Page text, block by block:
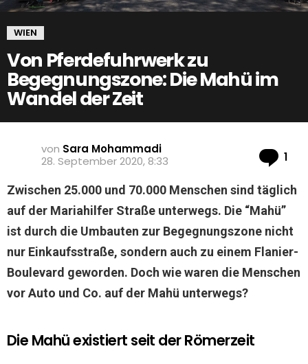
WIEN
Von Pferdefuhrwerk zu
Begegnungszone: Die Mahü im
Wandel der Zeit
von Sara Mohammadi
28. September 2020, 8:33
1
Zwischen 25.000 und 70.000 Menschen sind täglich
auf der Mariahilfer Straße unterwegs. Die “Mahü”
ist durch die Umbauten zur Begegnungszone nicht
nur Einkaufsstraße, sondern auch zu einem Flanier-
Boulevard geworden. Doch wie waren die Menschen
vor Auto und Co. auf der Mahü unterwegs?
Die Mahü existiert seit der Römerzeit